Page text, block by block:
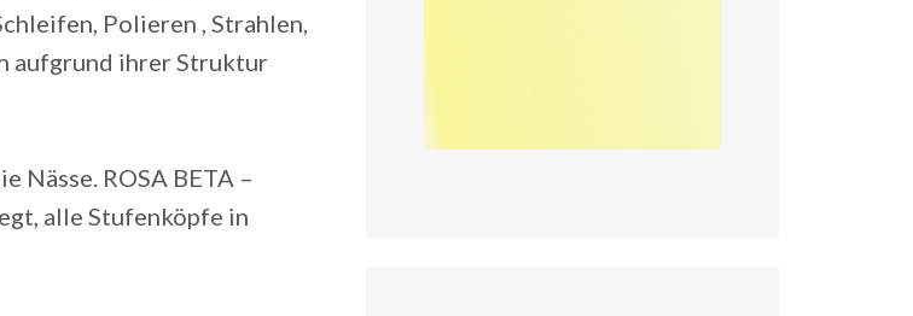
Polieren , Strahlen,
aufgrund ihrer Struktur
Nässe. ROSA BETA –
alle Stufenköpfe in